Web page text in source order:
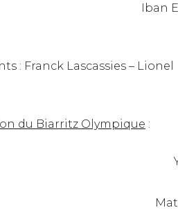
Iban
: Franck Lascassies –
du Biarritz Olympique :